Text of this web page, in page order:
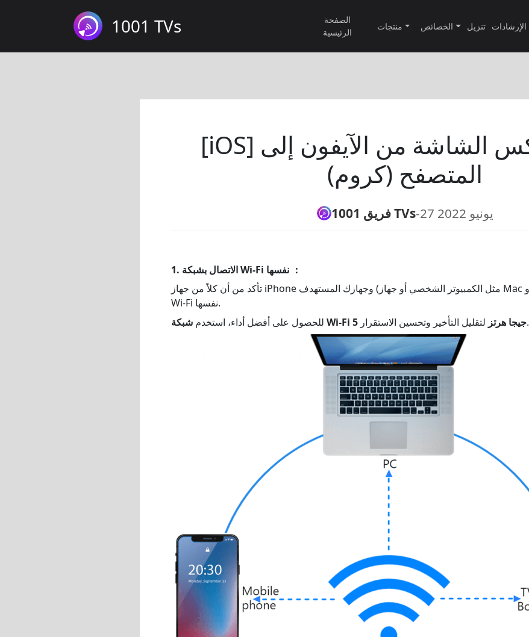
1001 TVs
الصفحة
الرئيسية
منتجات الخصائص تنزيل الإرشادات
[iOS] كيفية عكس الشاشة من الآيفون إلى
المتصفح (كروم)
فريق 1001 TVs- 27 يونيو 2022
1.
الاتصال بشبكة Wi-Fi نفسها ：
تأكد من أن كلاً من جهاز iPhone وجهازك المستهدف (مثل الكمبيوتر الشخصي أو جهاز Mac أو TV Box) متصلان بشبكة
Wi-Fi نفسها.
للحصول على أفضل أداء، استخدم
شبكة Wi-Fi 5 جيجا هرتزلتقليل التأخير وتحسين الاستقرار.